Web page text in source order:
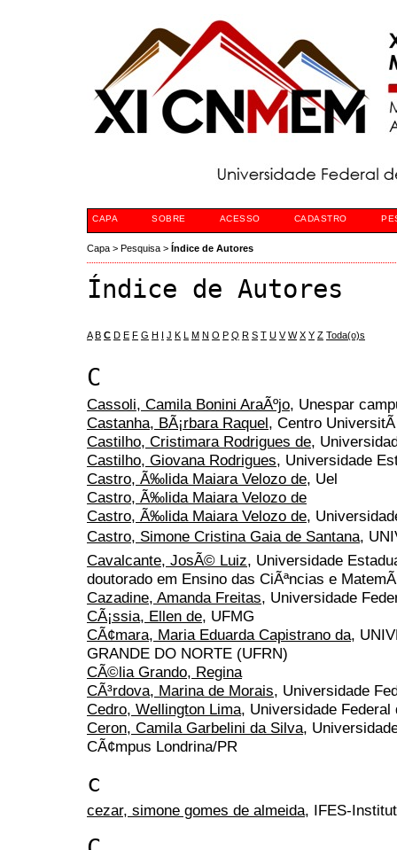
CAPA SOBRE ACESSO CADASTRO
Capa > Pesquisa > Índice de Autores
Índice de Autores
A B C D E F G H I J K L M N O P Q R S T U V W X Y Z Toda(o)s
C
Cassoli, Camila Bonini AraÃºjo, Unespar
Castanha, BÃ¡rbara Raquel, Centro
Castilho, Cristimara Rodrigues de,
Castilho, Giovana Rodrigues, Universidade
Castro, Ã‰lida Maiara Velozo de, Uel
Castro, Ã‰lida Maiara Velozo de
Castro, Ã‰lida Maiara Velozo de,
Castro, Simone Cristina Gaia de Santana,
Cavalcante, JosÃ© Luiz, Universidade
doutorado em Ensino das CiÃªncias e
Cazadine, Amanda Freitas, Universidade
CÃ¡ssia, Ellen de, UFMG
CÃ¢mara, Maria Eduarda Capistrano da,
GRANDE DO NORTE (UFRN)
CÃ©lia Grando, Regina
CÃ³rdova, Marina de Morais, Universidade
Cedro, Wellington Lima, Universidade Federal
Ceron, Camila Garbelini da Silva,
CÃ¢mpus Londrina/PR
c
cezar, simone gomes de almeida, IFES-